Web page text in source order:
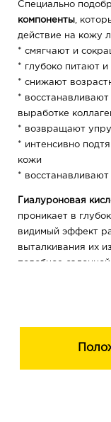
Специально
компоненты ,
действие на кожу
* смягчают и
* глубоко питают
* снижают
*
выработке
* возвращают
* интенсивно
кожи
*
Гиалуроновая
проникает в
видимый эффект
выталкивания их
подобное
возрастную